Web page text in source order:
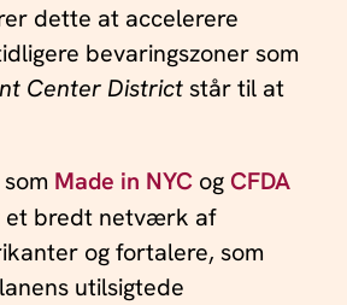
dette at accelerere
bevaringszoner som
Center Districtstår til at
Made in NYCogCFDA
et bredt netværk af
og fortalere, som
utilsigtede